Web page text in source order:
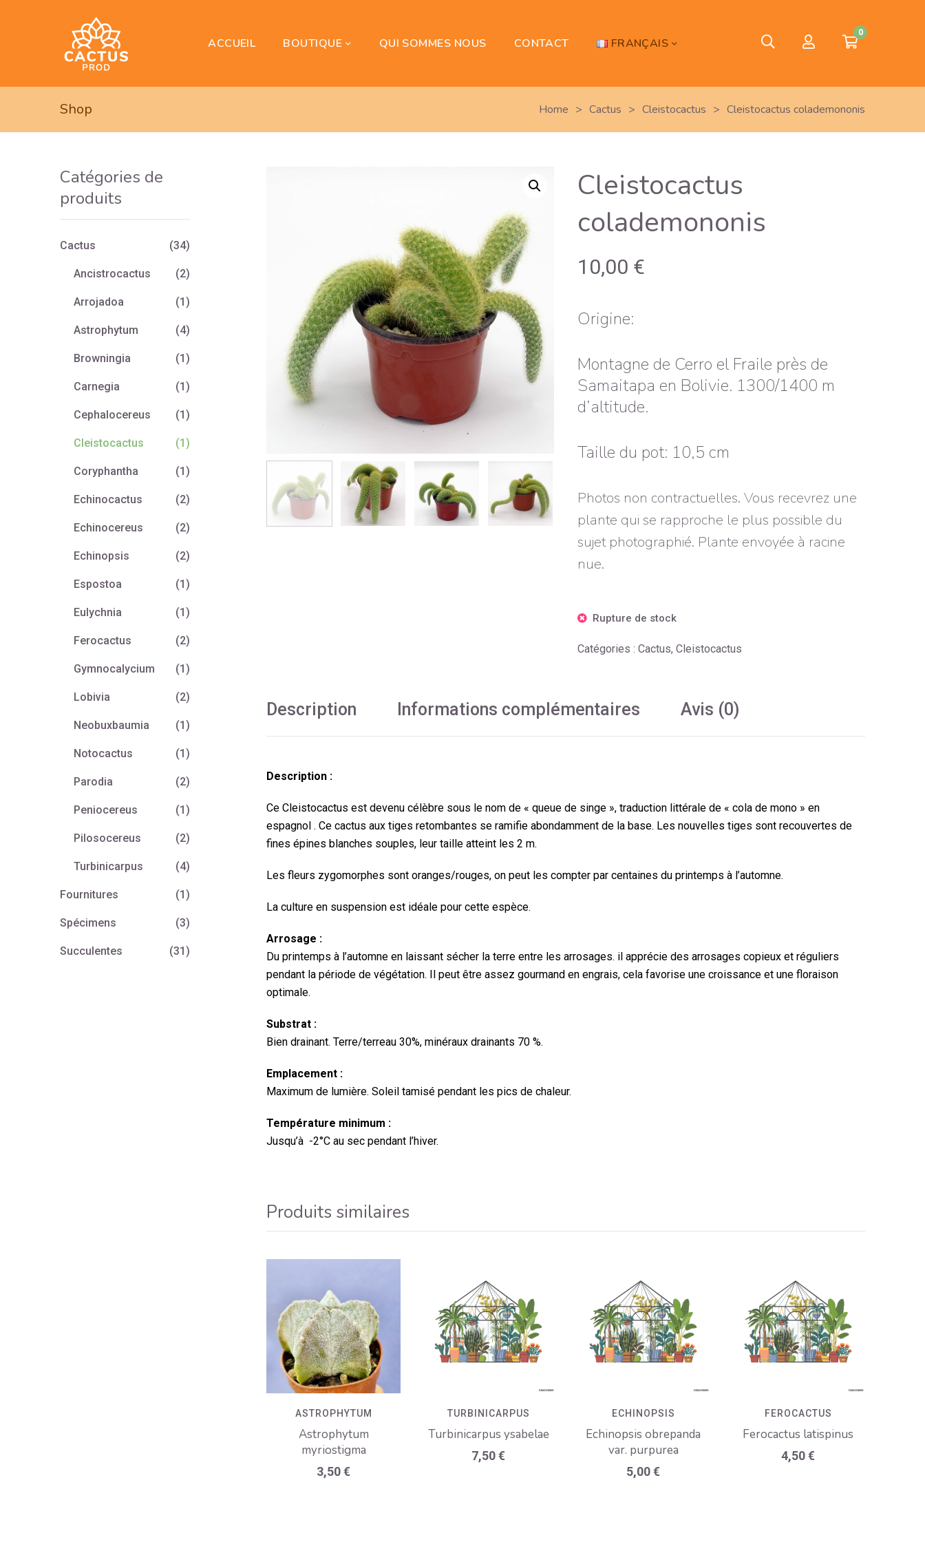
ACCUEIL BOUTIQUE QUI SOMMES NOUS CONTACT FRANÇAIS
0
Shop Home > Cactus > Cleistocactus > Cleistocactus colademononis
Cleistocactus
colademononis
10,00 €
Origine:
Montagne de Cerro el Fraile près de
Samaitapa en Bolivie. 1300/1400 m
d’altitude.
Taille du pot: 10,5 cm
Photos non contractuelles. Vous recevrez une
plante qui se rapproche le plus possible du
sujet photographié. Plante envoyée à racine
nue.
Rupture de stock
Catégories :Cactus,Cleistocactus
Description Informations complémentaires Avis (0)
Description :
Ce Cleistocactus est devenu célèbre sous le nom de « queue de singe », traduction littérale de « cola de mono » en
espagnol . Ce cactus aux tiges retombantes se ramifie abondamment de la base. Les nouvelles tiges sont recouvertes de
fines épines blanches souples, leur taille atteint les 2 m.
Les fleurs zygomorphes sont oranges/rouges, on peut les compter par centaines du printemps à l’automne.
La culture en suspension est idéale pour cette espèce.
Arrosage :
Du printemps à l’automne en laissant sécher la terre entre les arrosages. il apprécie des arrosages copieux et réguliers
pendant la période de végétation. Il peut être assez gourmand en engrais, cela favorise une croissance et une floraison
optimale.
Substrat :
Bien drainant. Terre/terreau 30%, minéraux drainants 70 %.
Emplacement :
Maximum de lumière. Soleil tamisé pendant les pics de chaleur.
Température minimum :
Jusqu’à -2°C au sec pendant l’hiver.
Produits similaires
ASTROPHYTUM
Astrophytum
myriostigma
3,50€
TURBINICARPUS
Turbinicarpus ysabelae
7,50€
ECHINOPSIS
Echinopsis obrepanda
var. purpurea
5,00€
FEROCACTUS
Ferocactus latispinus
4,50€
Catégories de
produits
Cactus (34)
Ancistrocactus (2)
Arrojadoa (1)
Astrophytum (4)
Browningia (1)
Carnegia (1)
Cephalocereus (1)
Cleistocactus (1)
Coryphantha (1)
Echinocactus (2)
Echinocereus (2)
Echinopsis (2)
Espostoa (1)
Eulychnia (1)
Ferocactus (2)
Gymnocalycium (1)
Lobivia (2)
Neobuxbaumia (1)
Notocactus (1)
Parodia (2)
Peniocereus (1)
Pilosocereus (2)
Turbinicarpus (4)
Fournitures (1)
Spécimens (3)
Succulentes (31)